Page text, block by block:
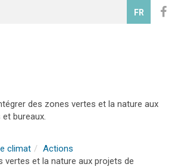
FR
des zones vertes et la nature aux
bureaux.
climat
Actions
vertes et la nature aux projets de